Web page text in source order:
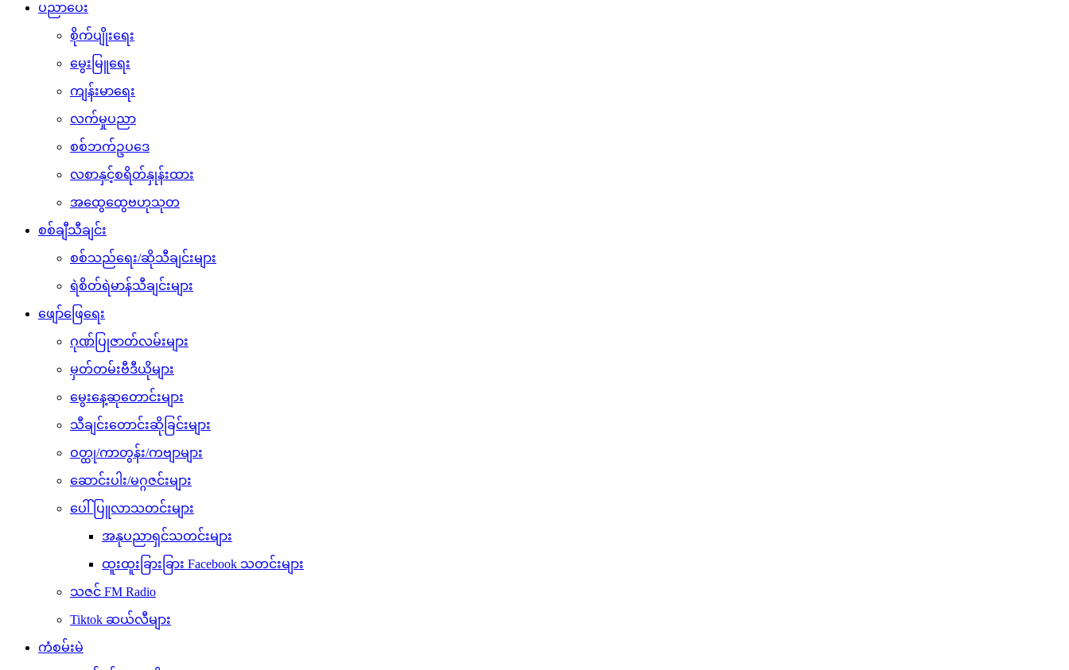
ပညာပေး
စိုက်ပျိုးရေး
မွေးမြူရေး
ကျန်းမာရေး
လက်မှုပညာ
စစ်ဘက်ဥပဒေ
လစာနှင့်စရိတ်နှုန်းထား
အထွေထွေဗဟုသုတ
စစ်ချီသီချင်း
စစ်သည်ရေး/ဆိုသီချင်းများ
ရဲစိတ်ရဲမာန်သီချင်းများ
ဖျော်ဖြေရေး
ဂုဏ်ပြုဇာတ်လမ်းများ
မှတ်တမ်းဗီဒီယိုများ
မွေးနေ့ဆုတောင်းများ
သီချင်းတောင်းဆိုခြင်းများ
ဝတ္ထု/ကာတွန်း/ကဗျာများ
ဆောင်းပါး/မဂ္ဂဇင်းများ
ပေါ်ပြူလာသတင်းများ
အနုပညာရှင်သတင်းများ
ထူးထူးခြားခြား Facebook သတင်းများ
သဇင် FM Radio
Tiktok ဆယ်လီများ
ကံစမ်းမဲ